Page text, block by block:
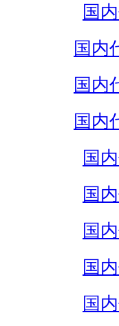
国
国内
国内
国内
国
国
国
国
国